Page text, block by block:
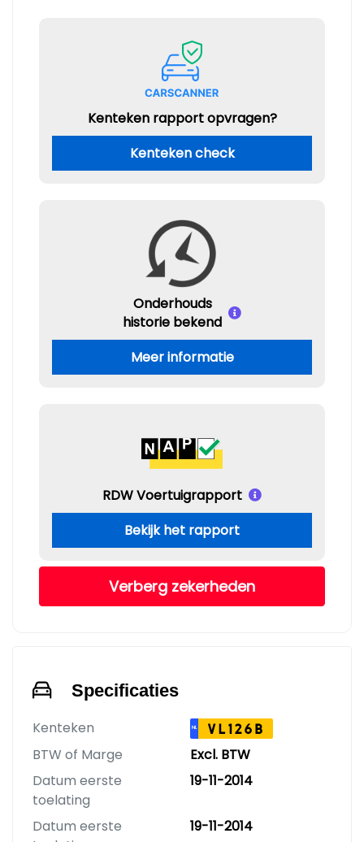
Kenteken rapport opvragen?
Kenteken check
Onderhouds
historie bekend
Meer informatie
RDW Voertuigrapport
Bekijk het rapport
Verberg zekerheden
Specificaties
Kenteken NL VL126B
BTW of Marge
Excl. BTW
Datum eerste
toelating
19-11-2014
Datum eerste
19-11-2014